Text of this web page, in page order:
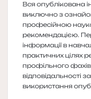
Вся опублікована
виключно з
професійною
рекомендацією.
інформації в
практичних цілях
профільного
відповідальності
використання